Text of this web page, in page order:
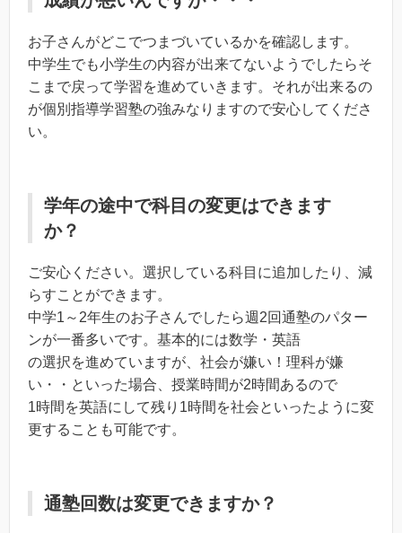
お子さんがどこでつまづいているかを確認します。
中学生でも小学生の内容が出来てないようでしたらそ
こまで戻って学習を進めていきます。それが出来るの
が個別指導学習塾の強みなりますので安心してくださ
い。
学年の途中で科目の変更はできます
か？
ご安心ください。選択している科目に追加したり、減
らすことができます。
中学1～2年生のお子さんでしたら週2回通塾のパター
ンが一番多いです。基本的には数学・英語
の選択を進めていますが、社会が嫌い！理科が嫌
い・・といった場合、授業時間が2時間あるので
1時間を英語にして残り1時間を社会といったように変
更することも可能です。
通塾回数は変更できますか？